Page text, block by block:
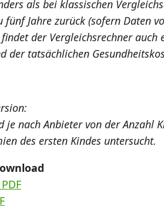
als bei klassischen
Jahre zurück (sofern Daten
der Vergleichsrechner
der tatsächlichen
je nach Anbieter von der
des ersten Kindes untersucht.